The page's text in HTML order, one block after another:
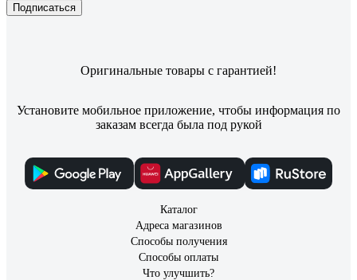
Подписаться
Оригинальные товары с гарантией!
Установите мобильное приложение, чтобы информация по
заказам всегда была под рукой
Каталог
Адреса магазинов
Способы получения
Способы оплаты
Что улучшить?